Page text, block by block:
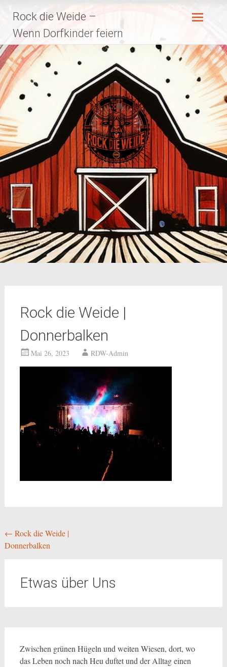
Inhalt
springen
Rock die Weide –
Wenn Dorfkinder feiern
Rock die Weide |
Donnerbalken
Mai 26, 2023 RDW-Admin
Beitragsnavigation
← Rock die Weide |
Donnerbalken
Etwas über Uns
Zwischen grünen Hügeln und weiten Wiesen, dort, wo
das Leben noch nach Heu duftet und der Alltag einen